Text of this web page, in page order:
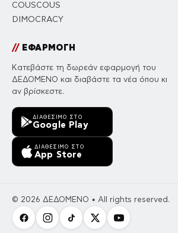
COUSCOUS
DIMOCRACY
//ΕΦΑΡΜΟΓΗ
Κατεβάστε τη δωρεάν εφαρμογή του
ΔΕΔΟΜΕΝΟ και διαβάστε τα νέα όπου κι
αν βρίσκεστε.
ΔΙΑΘΈΣΙΜΟ ΣΤΟ
Google Play
ΔΙΑΘΈΣΙΜΟ ΣΤΟ
App Store
© 2026 ΔΕΔΟΜΕΝΟ • All rights reserved.